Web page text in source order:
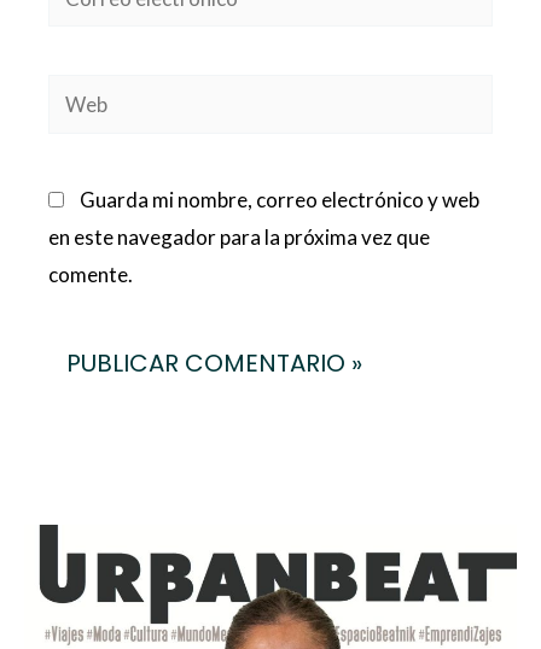
Web
Guarda mi nombre, correo electrónico y web
en este navegador para la próxima vez que
comente.